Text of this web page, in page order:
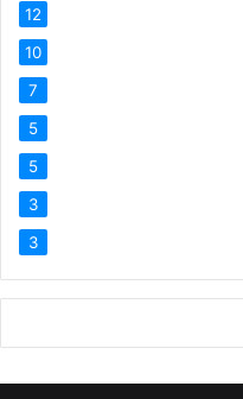
12
10
7
5
5
3
3